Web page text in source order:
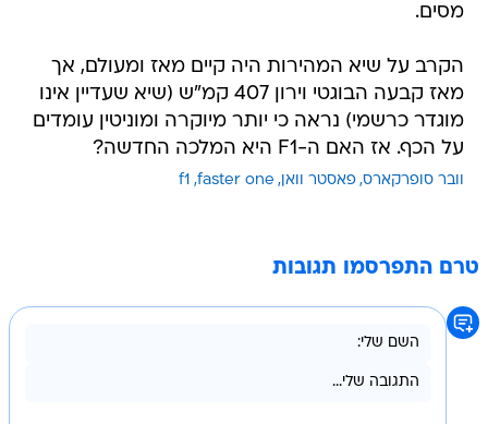
מסים.
הקרב על שיא המהירות היה קיים מאז ומעולם, אך
מאז קבעה הבוגטי וירון 407 קמ"ש (שיא שעדיין אינו
מוגדר כרשמי) נראה כי יותר מיוקרה ומוניטין עומדים
על הכף. אז האם ה-F1 היא המלכה החדשה?
וובר סופרקארס פאסטר וואן faster one
f1
טרם התפרסמו תגובות